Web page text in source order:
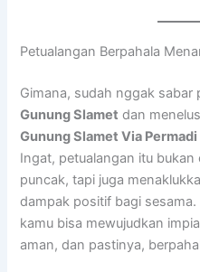
Petualangan Berpahala
Gimana, sudah nggak
Gunung Slamet dan
Gunung Slamet Via Permadi
Ingat, petualangan itu
puncak, tapi juga
dampak positif bagi
kamu bisa mewujudkan
aman, dan pastinya,